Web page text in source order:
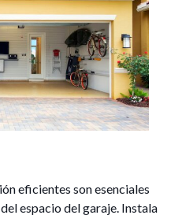
eficientes son esenciales
espacio del garaje. Instala